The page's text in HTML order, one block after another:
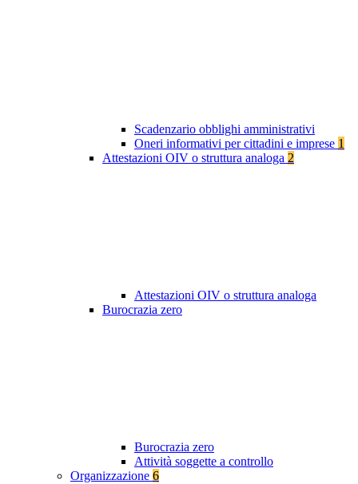
Scadenzario obblighi amministrativi
Oneri informativi per cittadini e imprese 1
Attestazioni OIV o struttura analoga 2
Attestazioni OIV o struttura analoga
Burocrazia zero
Burocrazia zero
Attività soggette a controllo
Organizzazione 6